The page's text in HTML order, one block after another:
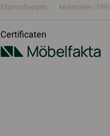
Eigenschappen Materialen (199)
Certificaten